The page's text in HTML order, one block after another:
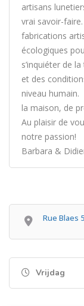
artisans
vrai savoir-
fabrications
écologiques
s’inquiéter de
et des
niveau humain.
la maison, de
Au plaisir de
notre passion!
Barbara &
Rue Blaes
Vrijdag